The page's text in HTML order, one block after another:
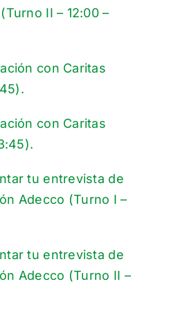
II – 12:00 –
con Caritas
con Caritas
tu entrevista de
Adecco (Turno I –
tu entrevista de
Adecco (Turno II –